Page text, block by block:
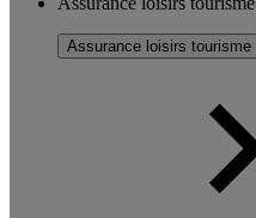
Assurance loisirs tourisme